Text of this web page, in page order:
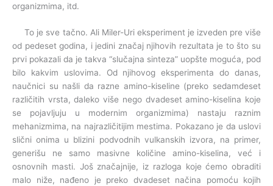
organizmima, itd.
To je sve tačno. Ali Miler-Uri eksperiment je izveden pre više
od pedeset godina, i jedini značaj njihovih rezultata je to što su
prvi pokazali da je takva “slučajna sinteza” uopšte moguća, pod
bilo kakvim uslovima. Od njihovog eksperimenta do danas,
naučnici su našli da razne amino-kiseline (preko sedamdeset
različitih vrsta, daleko više nego dvadeset amino-kiselina koje
se pojavljuju u modernim organizmima) nastaju raznim
mehanizmima, na najrazličitijim mestima. Pokazano je da uslovi
slični onima u blizini podvodnih vulkanskih izvora, na primer,
generišu ne samo masivne količine amino-kiselina, već i
osnovnih masti. Još značajnije, iz razloga koje ćemo obraditi
malo niže, nađeno je preko dvadeset načina pomoću kojih